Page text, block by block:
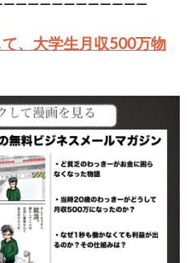
ーーーーーーーーーーー
て、大学生月収500万物